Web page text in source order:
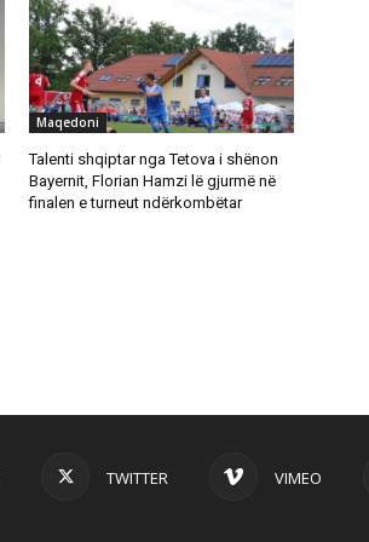
Maqedoni
Talenti shqiptar nga Tetova i shënon
Bayernit, Florian Hamzi lë gjurmë në
finalen e turneut ndërkombëtar
TWITTER VIMEO